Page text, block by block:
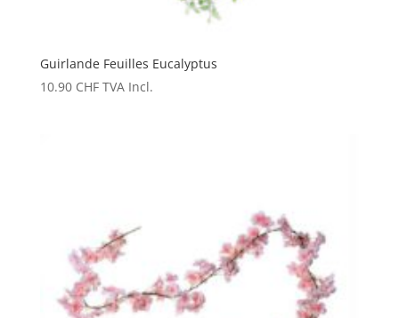
Guirlande Feuilles Eucalyptus
10.90 CHF TVA Incl.